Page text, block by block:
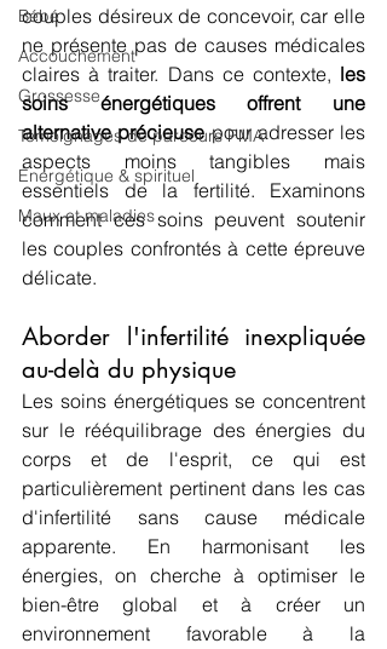
Bébé
Accouchement
Grossesse
Témoignages de parcours PMA
Énergétique & spirituel
Maux et maladies
couples désireux de concevoir, car elle
ne présente pas de causes médicales
claires à traiter. Dans ce contexte, les
soins énergétiques offrent une
alternative précieuse pour adresser les
aspects moins tangibles mais
essentiels de la fertilité. Examinons
comment ces soins peuvent soutenir
les couples confrontés à cette épreuve
délicate.
Aborder l'infertilité inexpliquée
au-delà du physique
Les soins énergétiques se concentrent
sur le rééquilibrage des énergies du
corps et de l'esprit, ce qui est
particulièrement pertinent dans les cas
d'infertilité sans cause médicale
apparente. En harmonisant les
énergies, on cherche à optimiser le
bien-être global et à créer un
environnement favorable à la